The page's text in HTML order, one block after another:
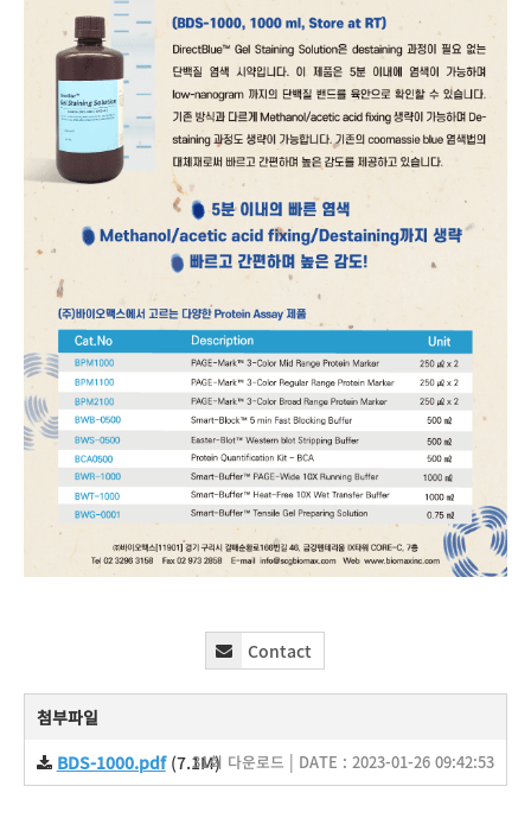
Contact
첨부파일
BDS-1000.pdf(7.1M)31회 다운로드 | DATE : 2023-01-26 09:42:53